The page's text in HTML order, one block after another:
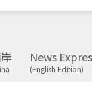
News
(English Edition)